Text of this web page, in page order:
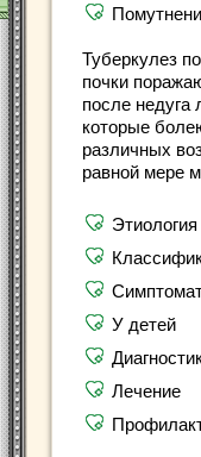
Туберкулез
почки
после недуга
которые
различных
равной мере
Этиология
У детей
Лечение